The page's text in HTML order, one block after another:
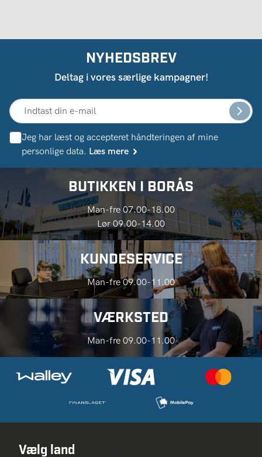
NYHEDSBREV
Deltag i vores særlige kampagner!
Jeg har læst og accepteret håndteringen af ​​mine
personlige data. Læs mere
BUTIKKEN I BORÅS
Man-fre 07.00-18.00
Lør 09.00-14.00
KUNDESERVICE
Man-fre 09.00-11.00
VÆRKSTED
Man-fre 09.00-11.00
Vælg land